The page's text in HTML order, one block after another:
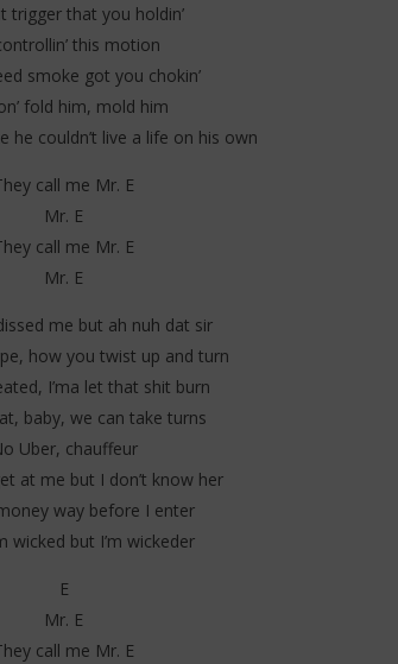
trigger that you holdin’
this motion
smoke got you chokin’
fold him, mold him
he couldn’t live a life on his own
call me Mr. E
Mr. E
call me Mr. E
Mr. E
me but ah nuh dat sir
how you twist up and turn
I’ma let that shit burn
baby, we can take turns
Uber, chauffeur
at me but I don’t know her
way before I enter
wicked but I’m wickeder
E
Mr. E
call me Mr. E